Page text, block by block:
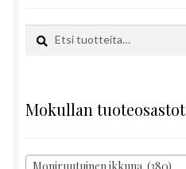
Etsi:
Haku
Mokullan tuoteosastot